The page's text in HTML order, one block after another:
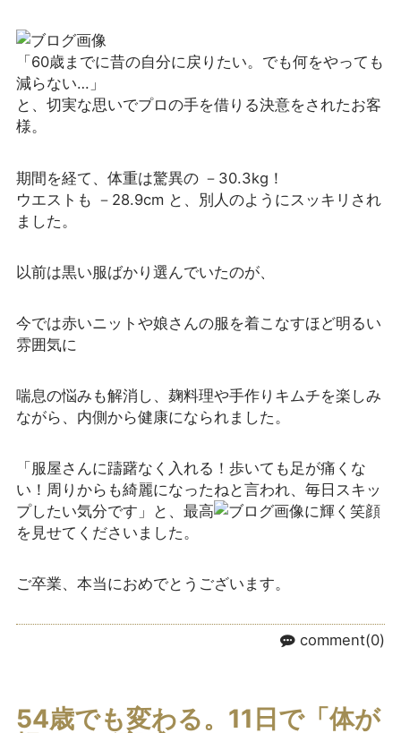
「60歳までに昔の自分に戻りたい。でも何をやっても
減らない…」
と、切実な思いでプロの手を借りる決意をされたお客
様。
期間を経て、体重は驚異の －30.3kg！
ウエストも －28.9cm と、別人のようにスッキリされ
ました。
以前は黒い服ばかり選んでいたのが、
今では赤いニットや娘さんの服を着こなすほど明るい
雰囲気に
喘息の悩みも解消し、麹料理や手作りキムチを楽しみ
ながら、内側から健康になられました。
「服屋さんに躊躇なく入れる！歩いても足が痛くな
い！周りからも綺麗になったねと言われ、毎日スキッ
プしたい気分です」と、最高
に輝く笑顔
を見せてくださいました。
ご卒業、本当におめでとうございます。
comment(0)
54歳でも変わる。11日で「体が